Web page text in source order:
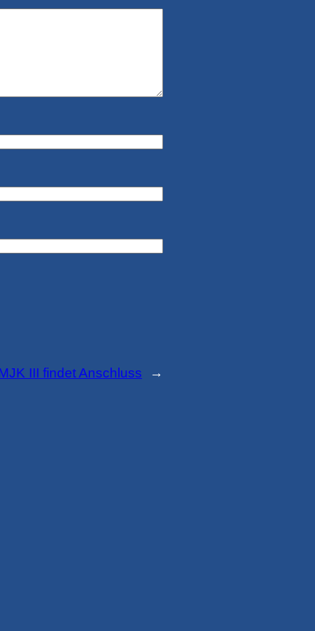
III findet Anschluss →